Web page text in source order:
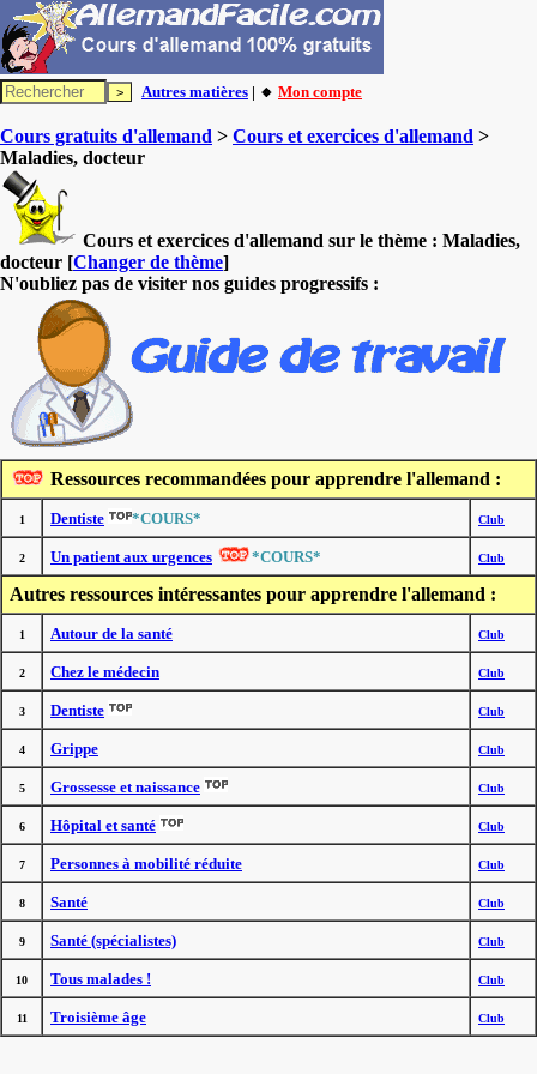
Autres matières | 🔸 Mon compte
Cours gratuits d'allemand > Cours et exercices d'allemand >
Maladies, docteur
Cours et exercices d'allemand sur le thème : Maladies,
docteur [Changer de thème]
N'oubliez pas de visiter nos guides progressifs :
Ressources recommandées pour apprendre l'allemand :
1 Dentiste *COURS* Club
2 Un patient aux urgences *COURS* Club
Autres ressources intéressantes pour apprendre l'allemand :
1 Autour de la santé Club
2 Chez le médecin Club
3 Dentiste Club
4 Grippe Club
5 Grossesse et naissance Club
6 Hôpital et santé Club
7 Personnes à mobilité réduite Club
8 Santé Club
9 Santé (spécialistes) Club
10 Tous malades ! Club
11 Troisième âge Club